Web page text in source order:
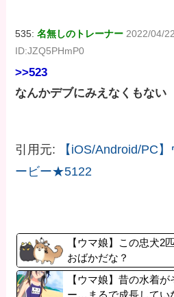
535:名無しのトレーナー 2022/04/
ID:JZQ5PHmP0
>>523
なんかデブにみえなくもない
引用元:
【iOS/Android/PC
ービー★5122
【ウマ娘】この忠犬2
おばかだな？
【ウマ娘】昔の水着
ー…まるで成長してい